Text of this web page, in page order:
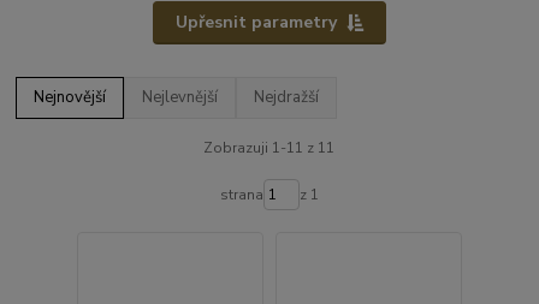
Upřesnit parametry
Nejnovější Nejlevnější Nejdražší
Zobrazuji 1-11 z 11
strana z 1